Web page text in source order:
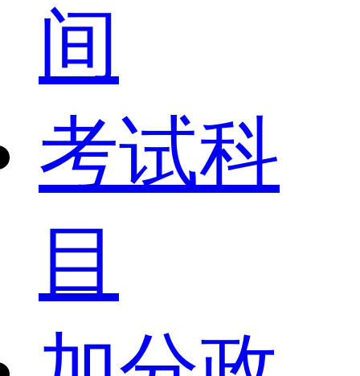
间
考试科
目